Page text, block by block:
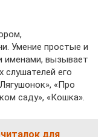
Умение простые и
вызывает
слушателей его
«Про
саду», «Кошка».
для